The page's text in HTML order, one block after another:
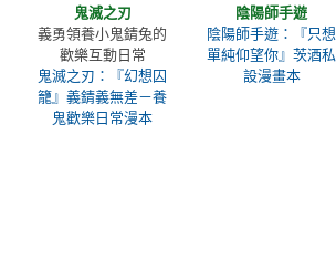
鬼滅之刃
義勇領養小鬼錆兔的
歡樂互動日常
鬼滅之刃：『幻想囚
籠』義錆義無差－養
鬼歡樂日常漫本
陰陽師手遊
陰陽師手遊：『只想
單純仰望你』茨酒私
設漫畫本